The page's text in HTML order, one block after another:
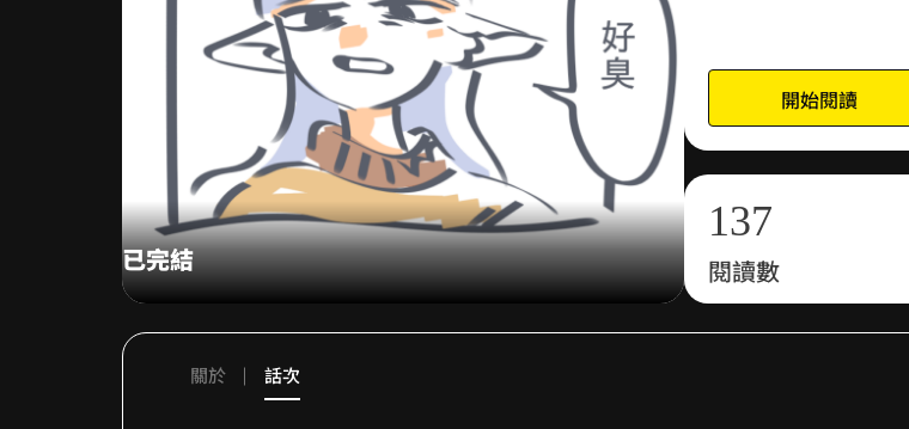
已完結
開始閱讀
0
1
2
2
3
4
6
7
8
閱讀數
關於 話次